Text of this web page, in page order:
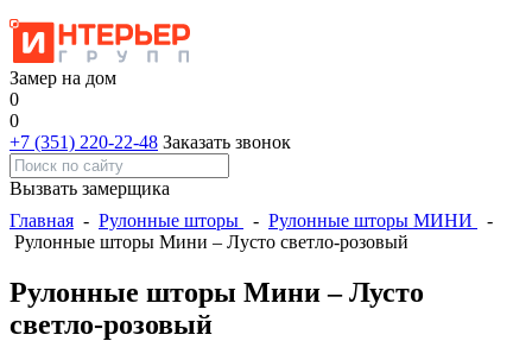
Замер на дом
0
0
+7 (351) 220-22-48 Заказать звонок
Вызвать замерщика
Главная - Рулонные шторы - Рулонные шторы МИНИ
-
Рулонные шторы Мини – Лусто светло-розовый
Рулонные шторы Мини – Лусто
светло-розовый